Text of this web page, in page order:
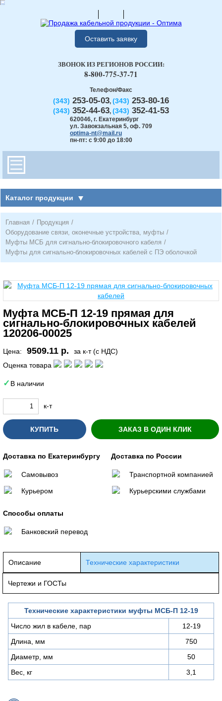
Оставить заявку
Телефон/Факс
(343) 253-05-03, (343) 253-80-16
(343) 352-44-63, (343) 352-41-53
620046, г. Екатеринбург
ул. Завокзальная 5, оф. 709
optima-nt@mail.ru
пн-пт: с 9:00 до 18:00
ЗВОНОК ИЗ РЕГИОНОВ РОССИИ:
8-800-775-37-71
Каталог продукции
Главная / Продукция /
Оборудование связи, оконечные устройства, муфты /
Муфты МСБ для сигнально-блокировочного кабеля /
Муфты для сигнально-блокировочных кабелей с ПЭ оболочкой
Муфта МСБ-П 12-19 прямая для
сигнально-блокировочных кабелей
120206-00025
Цена: 9509.11 р.
за к-т (с НДС)
Оценка товара
В наличии
к-т
КУПИТЬ ЗАКАЗ В ОДИН КЛИК
Доставка по Екатеринбургу
Самовывоз
Курьером
Доставка по России
Транспортной компанией
Курьерскими службами
Способы оплаты
Банковский перевод
Описание Технические характеристики
Чертежи и ГОСТы
Технические характеристики муфты МСБ-П 12-19
Число жил в кабеле, пар
12-19
Длина, мм
750
Диаметр, мм
50
Вес, кг
3,1